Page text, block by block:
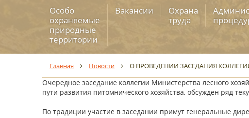
Особо
охраняемые
природные
территории
Вакансии
Охрана
труда
Главная Новости О ПРОВЕДЕНИИ ЗАСЕДАНИЯ
Очередное заседание коллегии Министерства лесного
пути развития питомнического хозяйства, обсужден ряд
По традиции участие в заседании примут генеральные